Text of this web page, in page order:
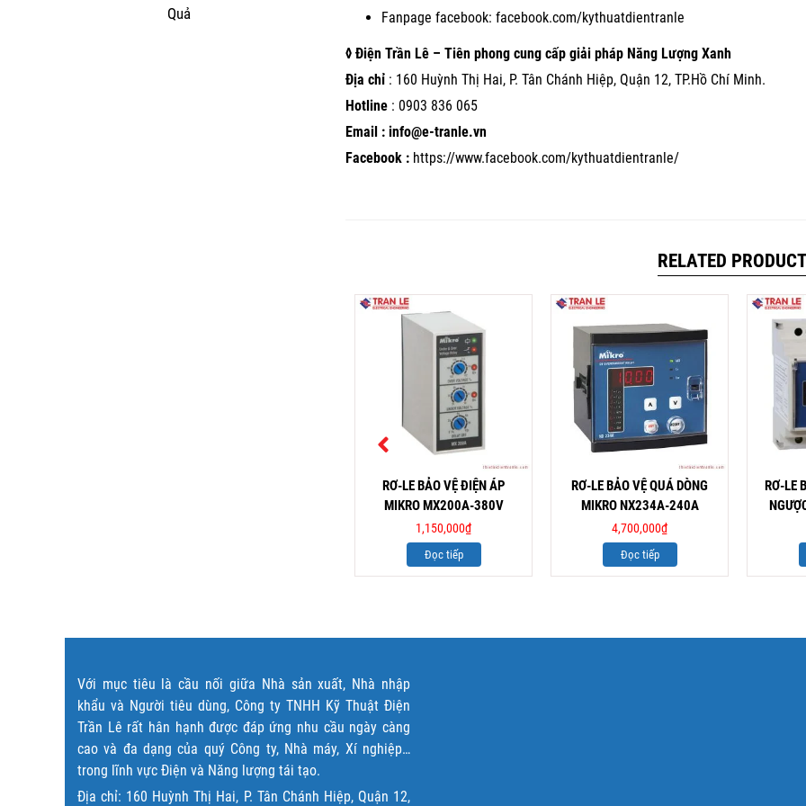
Quả
Fanpage facebook: facebook.com/kythuatdientranle
◊ Điện Trần Lê – Tiên phong cung cấp giải pháp Năng Lượng Xanh
Địa chỉ : 160 Huỳnh Thị Hai, P. Tân Chánh Hiệp, Quận 12, TP.Hồ Chí Minh.
Hotline : 0903 836 065
Email : info@e-tranle.vn
Facebook : https://www.facebook.com/kythuatdientranle/
RELATED
RƠ-LE BẢO VỆ ĐIỆN ÁP
MIKRO MX200A-380V
1,150,000₫
Đọc tiếp
RƠ-LE BẢO VỆ QUÁ DÒNG
MIKRO NX234A-240A
4,700,000₫
Đọc tiếp
RƠ-LE
Với mục tiêu là cầu nối giữa Nhà sản xuất, Nhà nhập
khẩu và Người tiêu dùng, Công ty TNHH Kỹ Thuật Điện
Trần Lê rất hân hạnh được đáp ứng nhu cầu ngày càng
cao và đa dạng của quý Công ty, Nhà máy, Xí nghiệp…
trong lĩnh vực Điện và Năng lượng tái tạo.
Địa chỉ: 160 Huỳnh Thị Hai, P. Tân Chánh Hiệp, Quận 12,